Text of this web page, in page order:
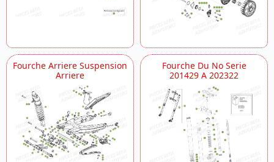
Fourche Arriere Suspension
Arriere
Fourche Du No Serie
201429 A 202322